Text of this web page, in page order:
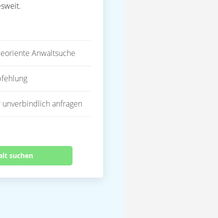
Anwaltsuche
anfragen
suchen